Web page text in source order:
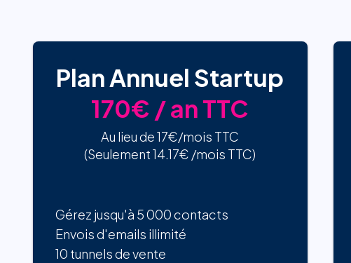
Plan Annuel Startup
170€ / an TTC
Au lieu de 17€/mois TTC
(Seulement 14.17€ /mois TTC)
Gérez jusqu'à 5 000 contacts
Envois d'emails illimité
10 tunnels de vente